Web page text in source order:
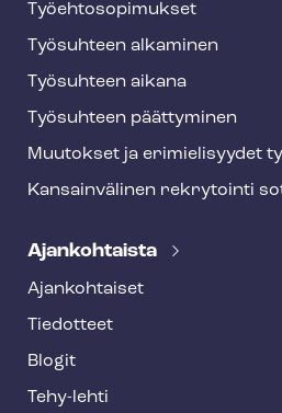
Työ­eh­to­so­pi­muk­set
Työsuhteen alkaminen
Työsuhteen aikana
Työsuhteen päättyminen
Muutokset ja erimielisyydet
Kansainvälinen rekrytointi
Ajankohtaista
Ajankohtaiset
Tiedotteet
Blogit
Tehy-lehti